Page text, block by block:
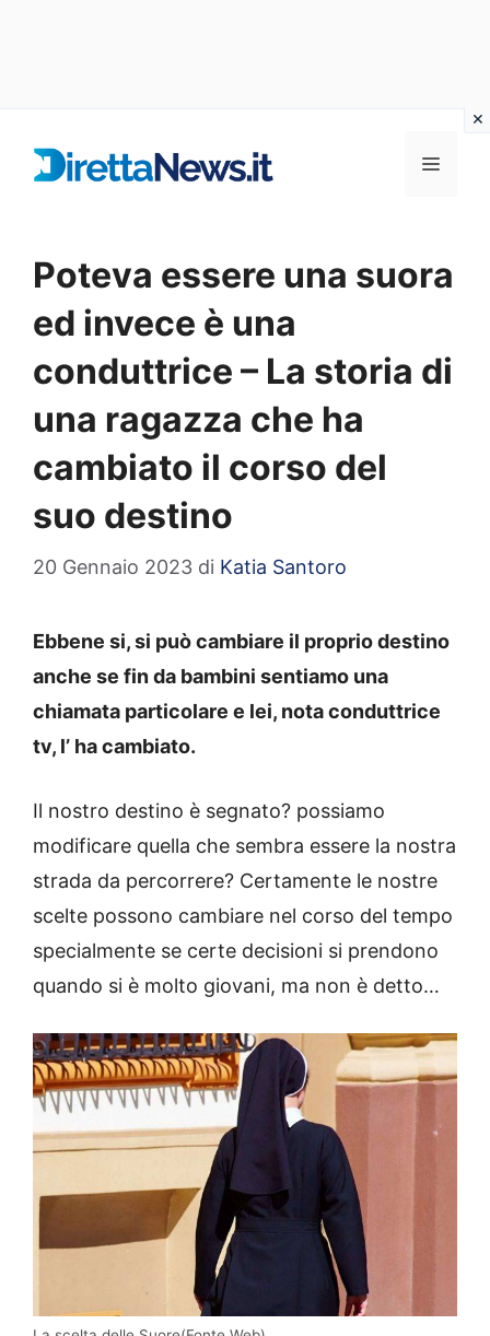
Menu
Poteva essere una suora
ed invece è una
conduttrice – La storia di
una ragazza che ha
cambiato il corso del
suo destino
20 Gennaio 2023 di Katia Santoro
Ebbene si, si può cambiare il proprio destino
anche se fin da bambini sentiamo una
chiamata particolare e lei, nota conduttrice
tv, l’ ha cambiato.
Il nostro destino è segnato? possiamo
modificare quella che sembra essere la nostra
strada da percorrere? Certamente le nostre
scelte possono cambiare nel corso del tempo
specialmente se certe decisioni si prendono
quando si è molto giovani, ma non è detto…